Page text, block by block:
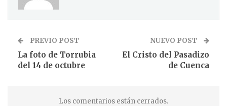
PREVIO POST
La foto de Torrubia
del 14 de octubre
NUEVO POST
El Cristo del Pasadizo
de Cuenca
Los comentarios están cerrados.